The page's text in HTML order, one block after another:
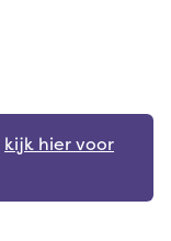
kijk hier voor